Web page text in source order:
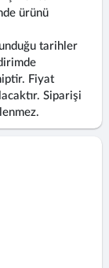
ürünü
tarihler
Fiyat
Siparişi